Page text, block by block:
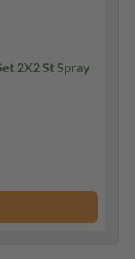
2X2 St Spray